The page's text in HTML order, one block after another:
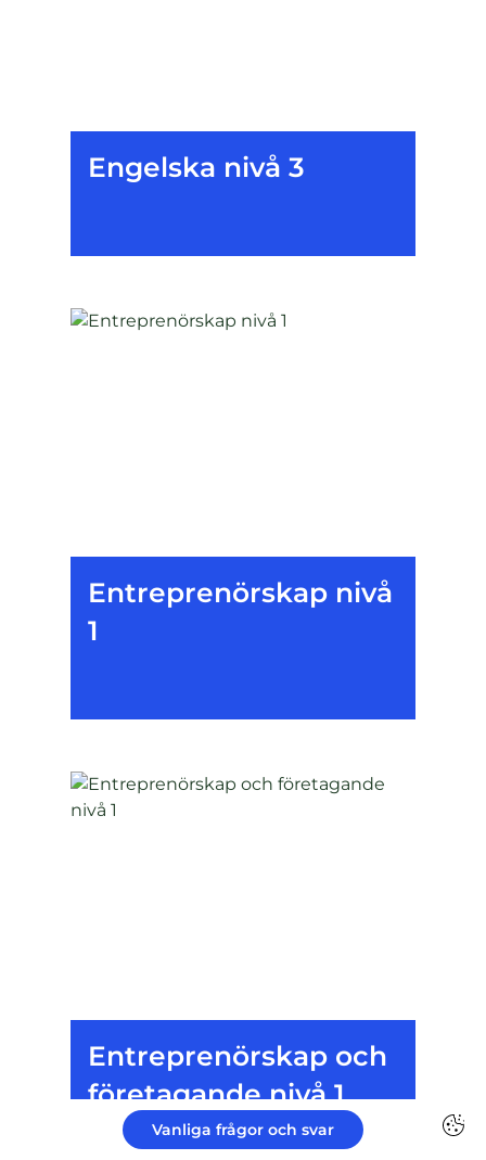
Vanliga frågor och svar
Engelska nivå 3
Entreprenörskap nivå
1
Entreprenörskap och
företagande nivå 1